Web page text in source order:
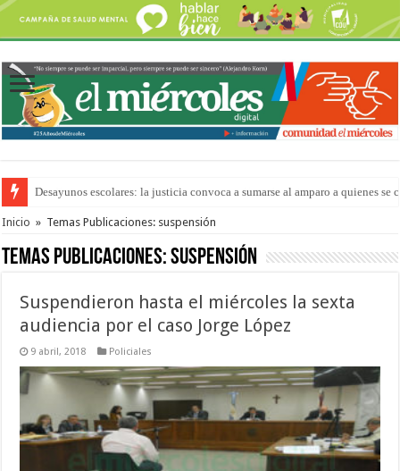
“La Feria en tu Barrio” para agostocon sus días y horarios
Inicio » Temas Publicaciones: suspensión
Temas Publicaciones:suspensión
Suspendieron hasta el miércoles la sexta
audiencia por el caso Jorge López
9 abril, 2018 Policiales